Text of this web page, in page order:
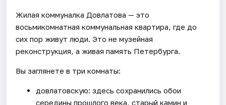
Жилая коммуналка Довлатова — это
восьмикомнатная коммунальная квартира, где до
сих пор живут люди. Это не музейная
реконструкция, а живая память Петербурга.
Вы заглянете в три комнаты:
довлатовскую: здесь сохранились обои
середины прошлого века, старый камин и